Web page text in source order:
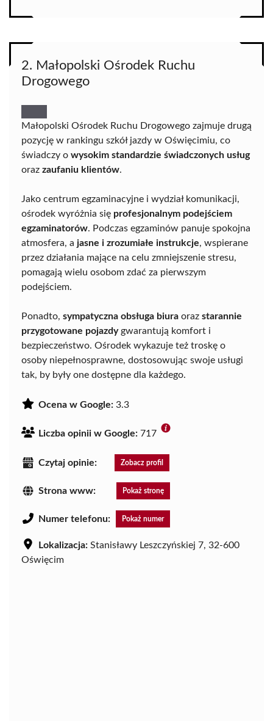
2. Małopolski Ośrodek Ruchu
Drogowego
Małopolski Ośrodek Ruchu Drogowego zajmuje drugą
pozycję w rankingu szkół jazdy w Oświęcimiu, co
świadczy o wysokim standardzie świadczonych usług
oraz zaufaniu klientów.
Jako centrum egzaminacyjne i wydział komunikacji,
ośrodek wyróżnia się profesjonalnym podejściem
egzaminatorów. Podczas egzaminów panuje spokojna
atmosfera, a jasne i zrozumiałe instrukcje, wspierane
przez działania mające na celu zmniejszenie stresu,
pomagają wielu osobom zdać za pierwszym
podejściem.
Ponadto, sympatyczna obsługa biura oraz starannie
przygotowane pojazdygwarantują komfort i
bezpieczeństwo. Ośrodek wykazuje też troskę o
osoby niepełnosprawne, dostosowując swoje usługi
tak, by były one dostępne dla każdego.
Ocena w Google: 3.3
Liczba opinii w Google: 717
Czytaj opinie: Zobacz profil
Strona www: Pokaż stronę
Numer telefonu: Pokaż numer
Lokalizacja: Stanisławy Leszczyńskiej 7, 32-600
Oświęcim